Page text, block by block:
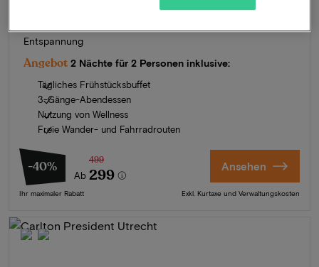
Entspannung
Angebot 2 Nächte für 2 Personen inklusive:
Tägliches Frühstücksbuffet
3-Gänge-Abendessen
Nutzung von Wellness
Freie Wander- und Fahrradrouten
-40%
Ab
499
299
Ihr maximaler Rabatt
Ansehen
Exkl. Kurtaxe und Verwaltungskosten